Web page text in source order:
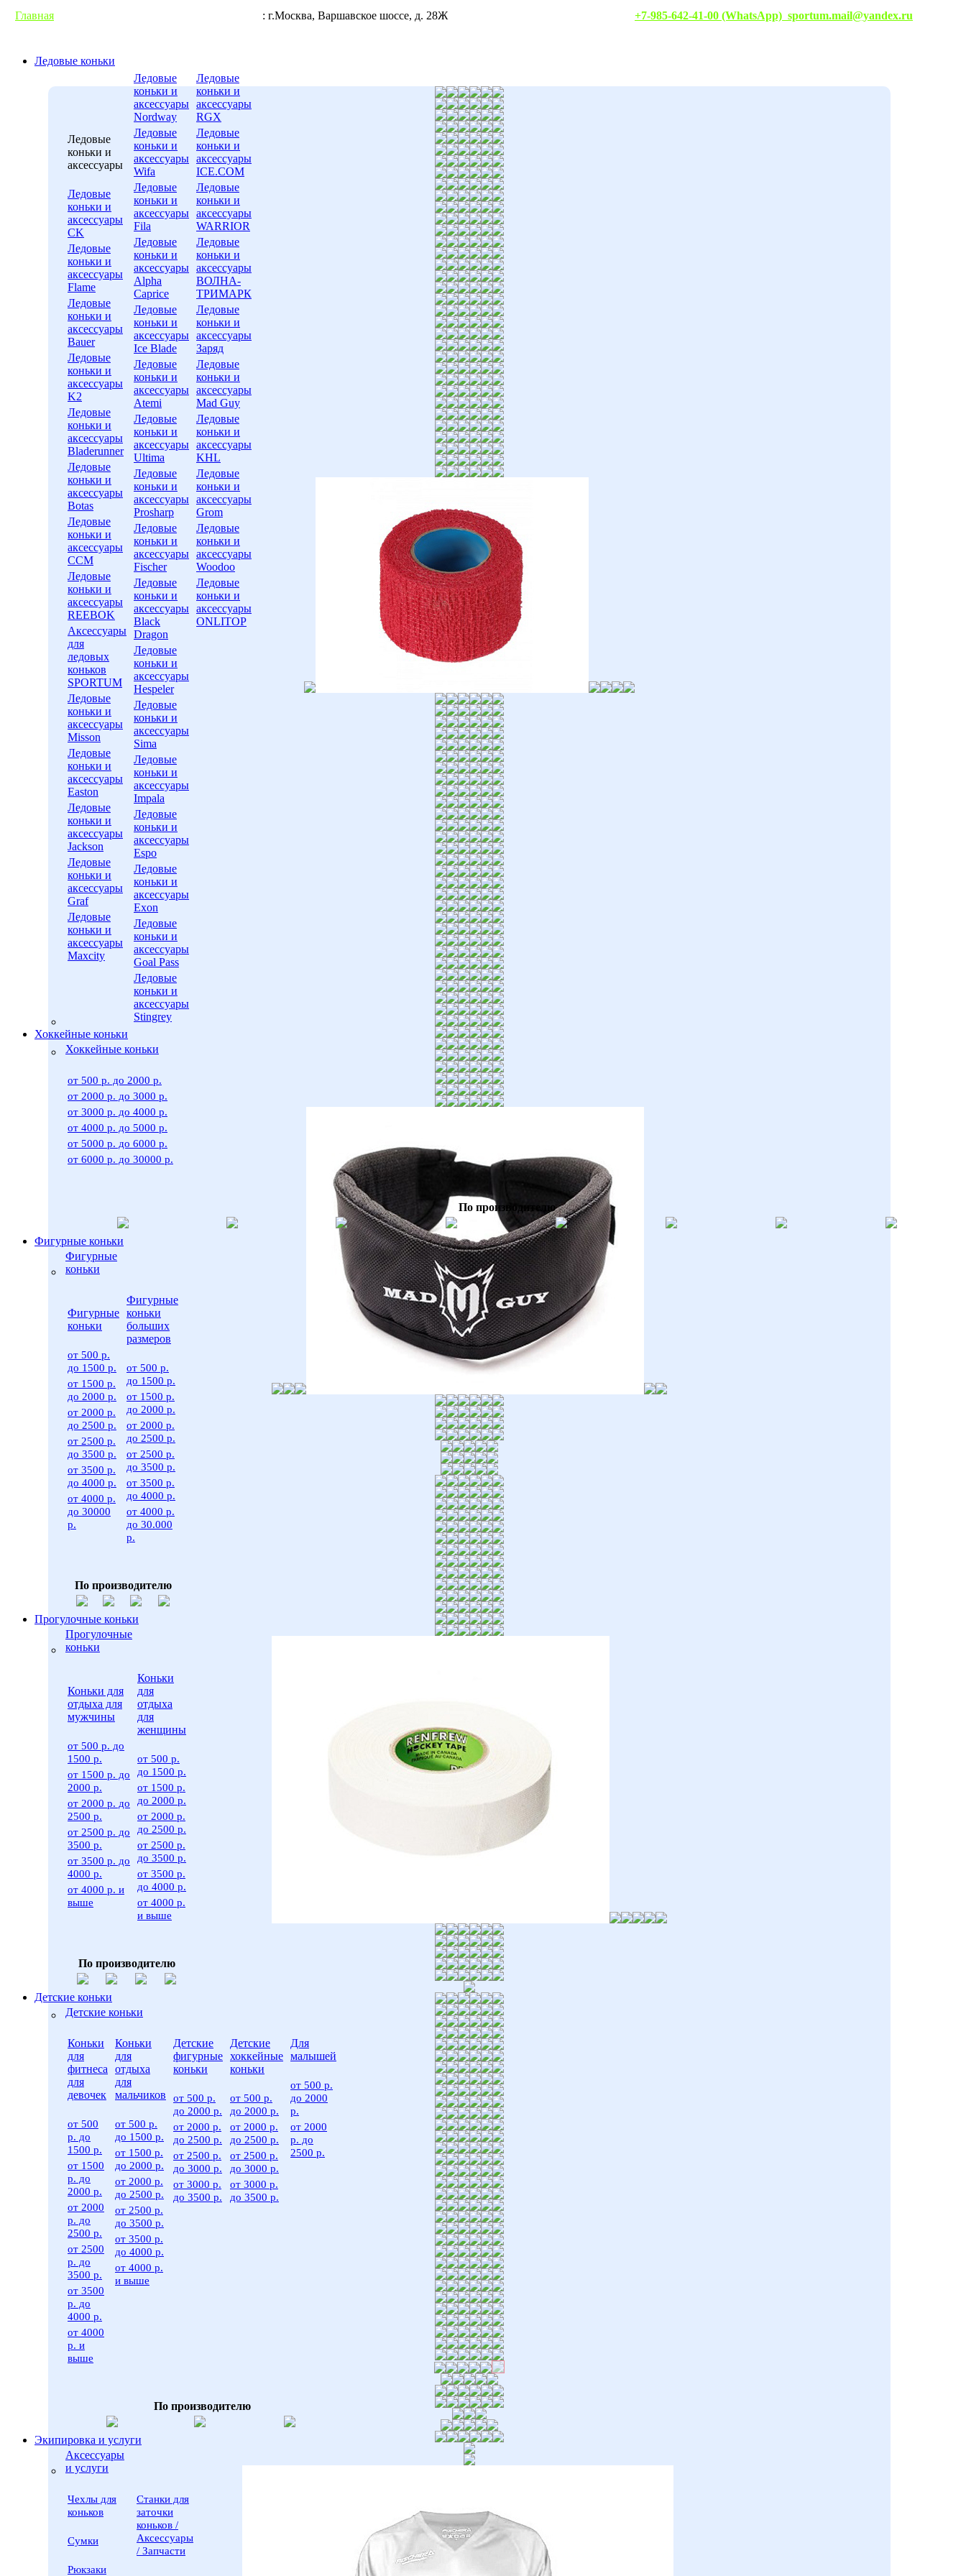
Главная : г.Москва, Варшавское шоссе, д. 28Ж +7-985-642-41-00 (WhatsApp) sportum.mail@yandex.ru
Ледовые коньки
Ледовые
коньки и
аксессуары
Ледовые
коньки и
аксессуары
CK
Ледовые
коньки и
аксессуары
Flame
Ледовые
коньки и
аксессуары
Bauer
Ледовые
коньки и
аксессуары
K2
Ледовые
коньки и
аксессуары
Bladerunner
Ледовые
коньки и
аксессуары
Botas
Ледовые
коньки и
аксессуары
CCM
Ледовые
коньки и
аксессуары
REEBOK
Аксессуары
для
ледовых
коньков
SPORTUM
Ледовые
коньки и
аксессуары
Misson
Ледовые
коньки и
аксессуары
Easton
Ледовые
коньки и
аксессуары
Jackson
Ледовые
коньки и
аксессуары
Graf
Ледовые
коньки и
аксессуары
Maxcity
Ледовые
коньки и
аксессуары
Nordway
Ледовые
коньки и
аксессуары
Wifa
Ледовые
коньки и
аксессуары
Fila
Ледовые
коньки и
аксессуары
Alpha
Caprice
Ледовые
коньки и
аксессуары
Ice Blade
Ледовые
коньки и
аксессуары
Atemi
Ледовые
коньки и
аксессуары
Ultima
Ледовые
коньки и
аксессуары
Prosharp
Ледовые
коньки и
аксессуары
Fischer
Ледовые
коньки и
аксессуары
Black
Dragon
Ледовые
коньки и
аксессуары
Hespeler
Ледовые
коньки и
аксессуары
Sima
Ледовые
коньки и
аксессуары
Impala
Ледовые
коньки и
аксессуары
Espo
Ледовые
коньки и
аксессуары
Exon
Ледовые
коньки и
аксессуары
Goal Pass
Ледовые
коньки и
аксессуары
Stingrey
Ледовые
коньки и
аксессуары
RGX
Ледовые
коньки и
аксессуары
ICE.COM
Ледовые
коньки и
аксессуары
WARRIOR
Ледовые
коньки и
аксессуары
ВОЛНА-
ТРИМАРК
Ледовые
коньки и
аксессуары
Заряд
Ледовые
коньки и
аксессуары
Mad Guy
Ледовые
коньки и
аксессуары
KHL
Ледовые
коньки и
аксессуары
Grom
Ледовые
коньки и
аксессуары
Woodoo
Ледовые
коньки и
аксессуары
ONLITOP
Хоккейные коньки
Хоккейные коньки
от 500 р. до 2000 р.
от 2000 р. до 3000 р.
от 3000 р. до 4000 р.
от 4000 р. до 5000 р.
от 5000 р. до 6000 р.
от 6000 р. до 30000 р.
По производителю
Фигурные коньки
Фигурные
коньки
Фигурные
коньки
от 500 р.
до 1500 р.
от 1500 р.
до 2000 р.
от 2000 р.
до 2500 р.
от 2500 р.
до 3500 р.
от 3500 р.
до 4000 р.
от 4000 р.
до 30000
р.
Фигурные
коньки
больших
размеров
от 500 р.
до 1500 р.
от 1500 р.
до 2000 р.
от 2000 р.
до 2500 р.
от 2500 р.
до 3500 р.
от 3500 р.
до 4000 р.
от 4000 р.
до 30.000
р.
По производителю
Прогулочные коньки
Прогулочные
коньки
Коньки для
отдыха для
мужчины
от 500 р. до
1500 р.
от 1500 р. до
2000 р.
от 2000 р. до
2500 р.
от 2500 р. до
3500 р.
от 3500 р. до
4000 р.
от 4000 р. и
выше
Коньки
для
отдыха
для
женщины
от 500 р.
до 1500 р.
от 1500 р.
до 2000 р.
от 2000 р.
до 2500 р.
от 2500 р.
до 3500 р.
от 3500 р.
до 4000 р.
от 4000 р.
и выше
По производителю
Детские коньки
Детские коньки
Коньки
для
фитнеса
для
девочек
от 500
р. до
1500 р.
от 1500
р. до
2000 р.
от 2000
р. до
2500 р.
от 2500
р. до
3500 р.
от 3500
р. до
4000 р.
от 4000
р. и
выше
Коньки
для
отдыха
для
мальчиков
от 500 р.
до 1500 р.
от 1500 р.
до 2000 р.
от 2000 р.
до 2500 р.
от 2500 р.
до 3500 р.
от 3500 р.
до 4000 р.
от 4000 р.
и выше
Детские
фигурные
коньки
от 500 р.
до 2000 р.
от 2000 р.
до 2500 р.
от 2500 р.
до 3000 р.
от 3000 р.
до 3500 р.
Детские
хоккейные
коньки
от 500 р.
до 2000 р.
от 2000 р.
до 2500 р.
от 2500 р.
до 3000 р.
от 3000 р.
до 3500 р.
Для
малышей
от 500 р.
до 2000
р.
от 2000
р. до
2500 р.
По производителю
Экипировка и услуги
Аксессуары
и услуги
Чехлы для
коньков
Сумки
Рюкзаки
Станки для
заточки
коньков /
Аксессуары
/ Запчасти